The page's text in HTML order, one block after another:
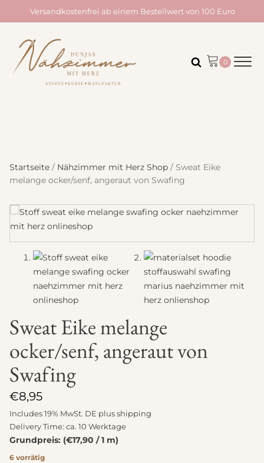
Versandkostenfrei ab einem Bestellwert von 100 Euro
Startseite / Nähzimmer mit Herz Shop / Sweat Eike
melange ocker/senf, angeraut von Swafing
Sweat Eike melange
ocker/senf, angeraut von
Swafing
€8,95
Includes 19% MwSt. DE plusshipping
Delivery Time: ca. 10 Werktage
Grundpreis: (€17,90 / 1 m)
6 vorrätig